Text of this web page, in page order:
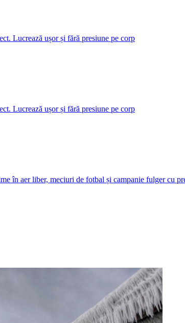
Lucrează ușor și fără presiune pe corp
Lucrează ușor și fără presiune pe corp
în aer liber, meciuri de fotbal și campanie fulger cu